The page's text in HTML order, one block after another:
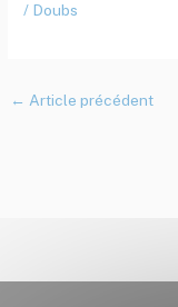
/ Doubs
← Article précédent